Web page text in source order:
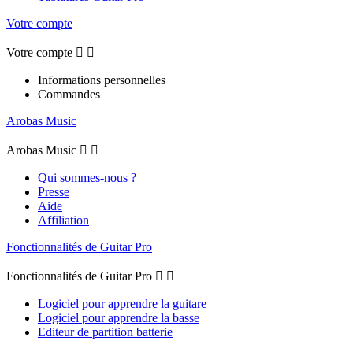
Votre compte
Votre compte  
Informations personnelles
Commandes
Arobas Music
Arobas Music  
Qui sommes-nous ?
Presse
Aide
Affiliation
Fonctionnalités de Guitar Pro
Fonctionnalités de Guitar Pro  
Logiciel pour apprendre la guitare
Logiciel pour apprendre la basse
Editeur de partition batterie